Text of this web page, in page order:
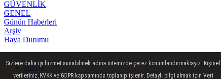
GÜVENLİK
GENEL
Günün Haberleri
Arşiv
Hava Durumu
Künye
İletişim
Sizlere daha iyi hizmet sunabilmek adına sitemizde çerez konumlandırmaktayız. Kişisel
verileriniz, KVKK ve GDPR kapsamında toplanıp işlenir. Detaylı bilgi almak için Veri